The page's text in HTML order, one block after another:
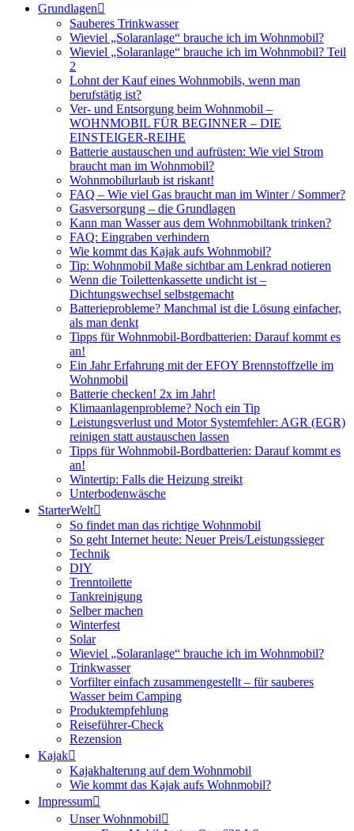
Grundlagen
Sauberes Trinkwasser
Wieviel „Solaranlage“ brauche ich im Wohnmobil?
Wieviel „Solaranlage“ brauche ich im Wohnmobil? Teil
2
Lohnt der Kauf eines Wohnmobils, wenn man
berufstätig ist?
Ver- und Entsorgung beim Wohnmobil –
WOHNMOBIL FÜR BEGINNER – DIE
EINSTEIGER-REIHE
Batterie austauschen und aufrüsten: Wie viel Strom
braucht man im Wohnmobil?
Wohnmobilurlaub ist riskant!
FAQ – Wie viel Gas braucht man im Winter / Sommer?
Gasversorgung – die Grundlagen
Kann man Wasser aus dem Wohnmobiltank trinken?
FAQ: Eingraben verhindern
Wie kommt das Kajak aufs Wohnmobil?
Tip: Wohnmobil Maße sichtbar am Lenkrad notieren
Wenn die Toilettenkassette undicht ist –
Dichtungswechsel selbstgemacht
Batterieprobleme? Manchmal ist die Lösung einfacher,
als man denkt
Tipps für Wohnmobil-Bordbatterien: Darauf kommt es
an!
Ein Jahr Erfahrung mit der EFOY Brennstoffzelle im
Wohnmobil
Batterie checken! 2x im Jahr!
Klimaanlagenprobleme? Noch ein Tip
Leistungsverlust und Motor Systemfehler: AGR (EGR)
reinigen statt austauschen lassen
Tipps für Wohnmobil-Bordbatterien: Darauf kommt es
an!
Wintertip: Falls die Heizung streikt
Unterbodenwäsche
StarterWelt
So findet man das richtige Wohnmobil
So geht Internet heute: Neuer Preis/Leistungssieger
Technik
DIY
Trenntoilette
Tankreinigung
Selber machen
Winterfest
Solar
Wieviel „Solaranlage“ brauche ich im Wohnmobil?
Trinkwasser
Vorfilter einfach zusammengestellt – für sauberes
Wasser beim Camping
Produktempfehlung
Reiseführer-Check
Rezension
Kajak
Kajakhalterung auf dem Wohnmobil
Wie kommt das Kajak aufs Wohnmobil?
Impressum
Unser Wohnmobil